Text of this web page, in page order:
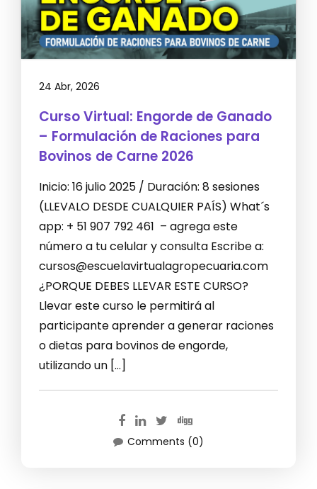
24 Abr, 2026
Curso Virtual: Engorde de Ganado
– Formulación de Raciones para
Bovinos de Carne 2026
Inicio: 16 julio 2025 / Duración: 8 sesiones
(LLEVALO DESDE CUALQUIER PAÍS) What´s
app: + 51 907 792 461 – agrega este
número a tu celular y consulta Escribe a:
cursos@escuelavirtualagropecuaria.com
¿PORQUE DEBES LLEVAR ESTE CURSO?
Llevar este curso le permitirá al
participante aprender a generar raciones
o dietas para bovinos de engorde,
utilizando un […]
Comments (0)